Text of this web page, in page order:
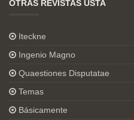
OTRAS REVISTAS USTA
Iteckne
Ingenio Magno
Quaestiones Disputatae
Temas
Básicamente